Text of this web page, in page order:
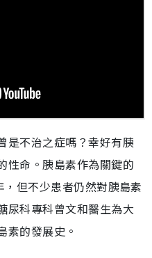
是不治之症嗎？幸好有胰
性命。胰島素作為關鍵的
但不少患者仍然對胰島素
尿科專科曾文和醫生為大
素的發展史。